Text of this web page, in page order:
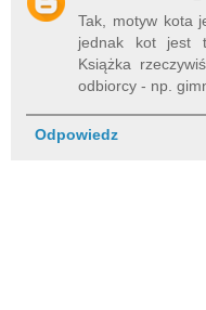
Tak, motyw kota
jednak kot jest
Książka
odbiorcy - np.
Odpowiedz